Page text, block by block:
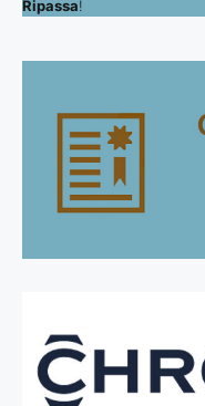
Ripassa!